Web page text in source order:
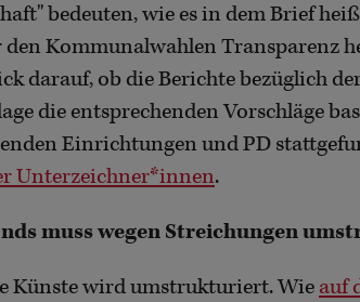
bedeuten, wie es in dem Brief
den Kommunalwahlen Transparenz
darauf, ob die Berichte bezüglich
die entsprechenden Vorschläge
Einrichtungen und PD
Unterzeichner*innen.
muss wegen Streichungen
Künste wird umstrukturiert. Wie auf